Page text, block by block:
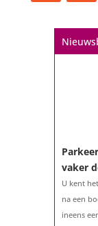
vaker
U kent
na een
ineens